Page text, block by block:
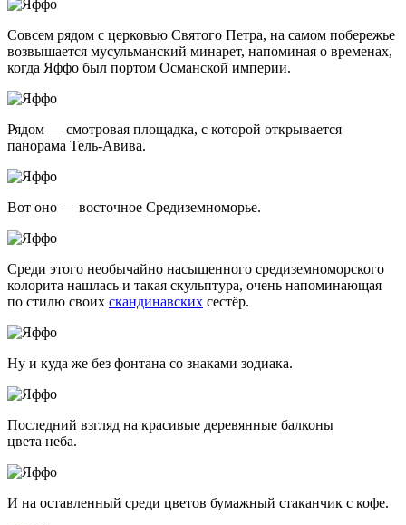
Совсем рядом с церковью Святого Петра, на самом побережье
возвышается мусульманский минарет, напоминая о временах,
когда Яффо был портом Османской империи.
Рядом — смотровая площадка, с которой открывается
панорама Тель-Авива.
Вот оно — восточное Средиземноморье.
Среди этого необычайно насыщенного средиземноморского
колорита нашлась и такая скульптура, очень напоминающая
по стилю своих скандинавских сестёр.
Ну и куда же без фонтана со знаками зодиака.
Последний взгляд на красивые деревянные балконы
цвета неба.
И на оставленный среди цветов бумажный стаканчик с кофе.